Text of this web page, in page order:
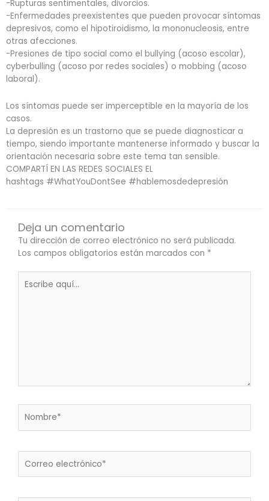
-Rupturas sentimentales, divorcios.
-Enfermedades preexistentes que pueden provocar síntomas
depresivos, como el hipotiroidismo, la mononucleosis, entre
otras afecciones.
-Presiones de tipo social como el bullying (acoso escolar),
cyberbulling (acoso por redes sociales) o mobbing (acoso
laboral).
Los síntomas puede ser imperceptible en la mayoría de los
casos.
La depresión es un trastorno que se puede diagnosticar a
tiempo, siendo importante mantenerse informado y buscar la
orientación necesaria sobre este tema tan sensible.
COMPARTÍ EN LAS REDES SOCIALES EL
hashtags #WhatYouDontSee #hablemosdedepresión
Deja un comentario
Tu dirección de correo electrónico no será publicada.
Los campos obligatorios están marcados con *
aquí...
electrónico*